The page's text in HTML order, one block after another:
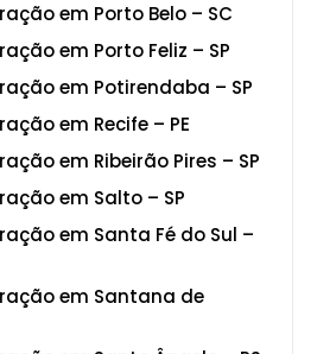
em Porto Belo – SC
em Porto Feliz – SP
em Potirendaba – SP
em Recife – PE
em Ribeirão Pires – SP
em Salto – SP
em Santa Fé do Sul –
em Santana de